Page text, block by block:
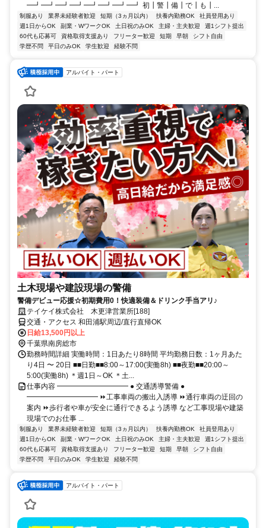
━┛━┛━┛━┛━┛━┛━┛━┛ 初┃警┃備┃で┃も┃...
制服あり 業界未経験者歓迎 短期（3ヵ月以内） 扶養内勤務OK
社員登用あり
週1日からOK
副業・WワークOK 土日祝のみOK 主婦・主夫歓迎
週1シフト提出
60代も応募可
資格取得支援あり フリーター歓迎 短期 早朝
シフト自由
学歴不問
平日のみOK 学生歓迎 経験不問
アルバイト・パート
土木現場や建設現場の警備
警備デビュー応援☆初期費用0！快適装備＆ドリンク手当アリ♪
テイケイ株式会社 木更津営業所[188]
交通・アクセス 和田浦駅周辺/直行直帰OK
日給13,500円以上
千葉県南房総市
勤務時間詳細 実働時間：1日あたり8時間 平均勤務日数：1ヶ月あた
り4日 〜 20日 ■■日勤■■8:00～17:00(実働8h) ■■夜勤■■20:00～
5:00(実働8h) ＊週1日～OK ＊土...
仕事内容 ━━━━━━━━━━ ● 交通誘導警備 ●
━━━━━━━━━━ ⏩工事車両の搬出入誘導 ⏩通行車両の迂回の
案内 ⏩歩行者や車が安全に通行できるよう誘導 など工事現場や建築
現場でのお仕事 ...
制服あり 業界未経験者歓迎 短期（3ヵ月以内） 扶養内勤務OK
社員登用あり
週1日からOK
副業・WワークOK 土日祝のみOK 主婦・主夫歓迎
週1シフト提出
60代も応募可
資格取得支援あり フリーター歓迎 短期 早朝
シフト自由
学歴不問
平日のみOK 学生歓迎 経験不問
アルバイト・パート